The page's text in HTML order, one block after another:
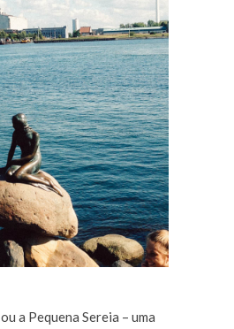
ou a Pequena Sereia – uma